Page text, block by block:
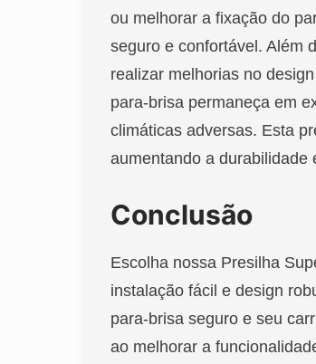
ou melhorar a fixação do
seguro e confortável. Além
realizar melhorias no
para-brisa permaneça em
climáticas adversas. Esta
aumentando a durabilidade
Conclusão
Escolha nossa Presilha
instalação fácil e design
para-brisa seguro e seu
ao melhorar a